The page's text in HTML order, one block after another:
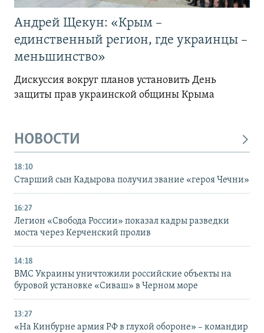
Андрей Щекун: «Крым –
единственный регион, где украинцы –
меньшинство»
Дискуссия вокруг планов установить День
защиты прав украинской общины Крыма
НОВОСТИ
18:10
Старший сын Кадырова получил звание «героя Чечни»
16:27
Легион «Свобода России» показал кадры разведки
моста через Керченский пролив
14:18
ВМС Украины уничтожили российские объекты на
буровой установке «Сиваш» в Черном море
13:27
«На Кинбурне армия РФ в глухой обороне» – командир